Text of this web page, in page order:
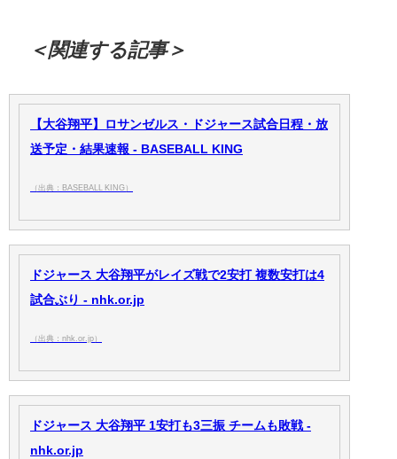
＜関連する記事＞
【大谷翔平】ロサンゼルス・ドジャース試合日程・放
送予定・結果速報 - BASEBALL KING
（出典：BASEBALL KING）
ドジャース 大谷翔平がレイズ戦で2安打 複数安打は4
試合ぶり - nhk.or.jp
（出典：nhk.or.jp）
ドジャース 大谷翔平 1安打も3三振 チームも敗戦 -
nhk.or.jp